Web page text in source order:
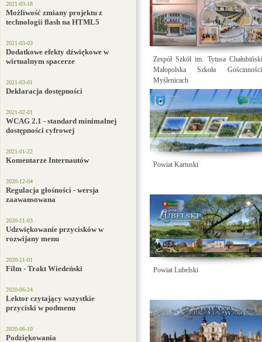
2021-03-18
Możliwość zmiany projektu z
technologii flash na HTML5
2021-03-03
Dodatkowe efekty dźwiękowe w
wirtualnym spacerze
2021-03-01
Deklaracja dostępności
2021-02-01
WCAG 2.1 - standard minimalnej
dostępności cyfrowej
2021-01-22
Komentarze Internautów
2020-12-04
Regulacja głośności - wersja
zaawansowana
2020-11-03
Udzwiękowanie przycisków w
rozwijany menu
2020-11-01
Film - Trakt Wiedeński
2020-06-24
Lektor czytający wszystkie
przyciski w podmenu
2020-06-10
Podziękowania
Zespół Szkół im. Tytusa
Małopolska Szkoła
Myślenicach
Powiat Kartuski
Powiat Lubelski